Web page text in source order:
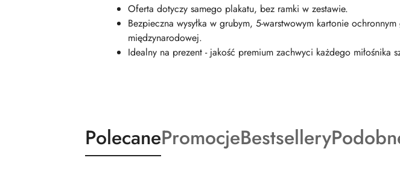
Oferta dotyczy samego plakatu, bez ramki w zestawie.
Bezpieczna wysyłka w grubym, 5-warstwowym kartonie
międzynarodowej.
Idealny na prezent - jakość premium zachwyci każdego miłośnika
Pomiń karuzelę produktów
Produkty
o
PolecaneProdukty
o
PromocjeProdukty
Bestsellery